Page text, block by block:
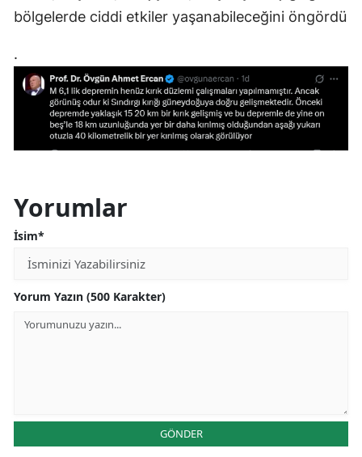
bölgelerde ciddi etkiler yaşanabileceğini öngördü
.
Yorumlar
İsim*
Yorum Yazın (500 Karakter)
GÖNDER